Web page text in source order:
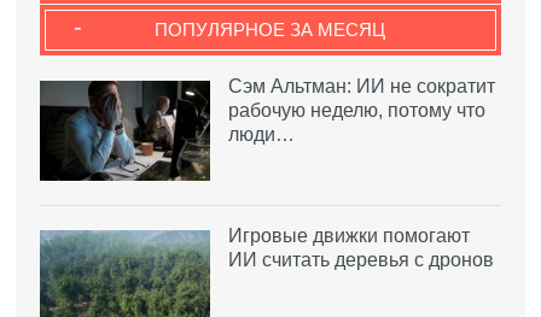
ПОПУЛЯРНОЕ ЗА МЕСЯЦ
-
Сэм Альтман: ИИ не сократит
рабочую неделю, потому что
люди…
Игровые движки помогают
ИИ считать деревья с дронов